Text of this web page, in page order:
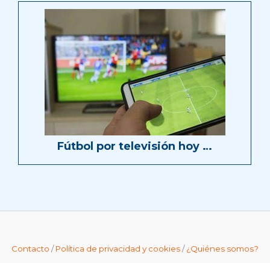
Fútbol por televisión hoy …
Contacto /Política de privacidad y cookies/¿Quiénes somos?